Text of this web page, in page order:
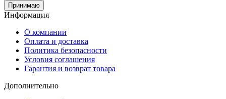
Принимаю
Информация
О компании
Оплата и доставка
Политика безопасности
Условия соглашения
Гарантия и возврат товара
Дополнительно